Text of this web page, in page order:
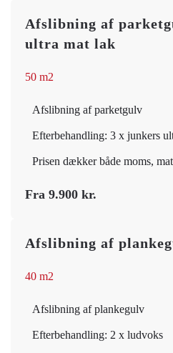
Afslibning af
ultra mat lak
50 m2
Afslibning af parketgulv
Efterbehandling: 3 x junkers
Prisen dækker både moms,
Fra 9.900 kr.
Afslibning af
40 m2
Afslibning af plankegulv
Efterbehandling: 2 x ludvoks